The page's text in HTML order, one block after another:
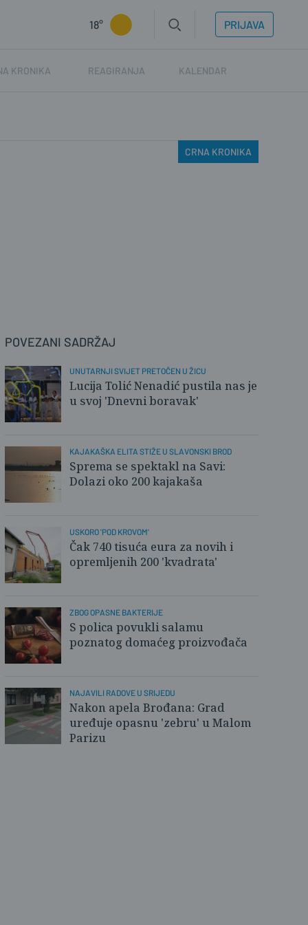
18° PRIJAVA
KRONIKA REAGIRANJA KALENDAR
CRNA KRONIKA
POVEZANI SADRŽAJ
UNUTARNJI SVIJET PRETOČEN U ŽICU
Lucija Tolić Nenadić pustila nas je
u svoj 'Dnevni boravak'
KAJAKAŠKA ELITA STIŽE U SLAVONSKI BROD
Sprema se spektakl na Savi:
Dolazi oko 200 kajakaša
USKORO 'POD KROVOM'
Čak 740 tisuća eura za novih i
opremljenih 200 'kvadrata'
ZBOG OPASNE BAKTERIJE
S polica povukli salamu
poznatog domaćeg proizvođača
NAJAVILI RADOVE U SRIJEDU
Nakon apela Brođana: Grad
uređuje opasnu 'zebru' u Malom
Parizu